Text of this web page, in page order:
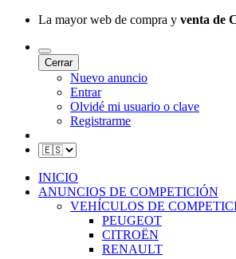
La mayor web de compra y venta de
Cerrar
Nuevo anuncio
Entrar
Olvidé mi usuario o clave
Registrarme
INICIO
ANUNCIOS DE COMPETICIÓN
VEHÍCULOS DE
PEUGEOT
CITROËN
RENAULT